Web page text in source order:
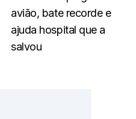
avião, bate recorde e
ajuda hospital que a
salvou